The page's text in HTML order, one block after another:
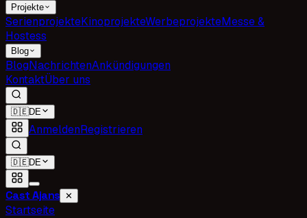
Projekte
SerienprojekteKinoprojekteWerbeprojekteMesse &
Hostess
Blog
BlogNachrichtenAnkündigungen
KontaktÜber uns
🇩🇪DE
AnmeldenRegistrieren
🇩🇪DE
Cast Ajans ✕
Startseite